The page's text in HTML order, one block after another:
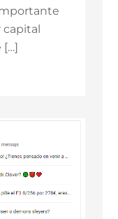
capital
[…]